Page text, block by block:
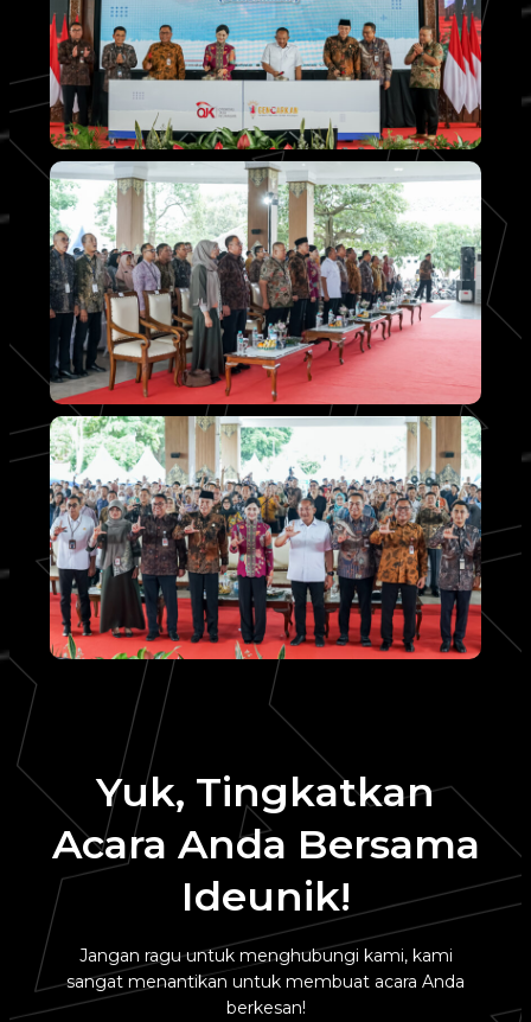
Yuk, Tingkatkan
Acara Anda Bersama
Ideunik!
Jangan ragu untuk menghubungi kami, kami
sangat menantikan untuk membuat acara Anda
berkesan!